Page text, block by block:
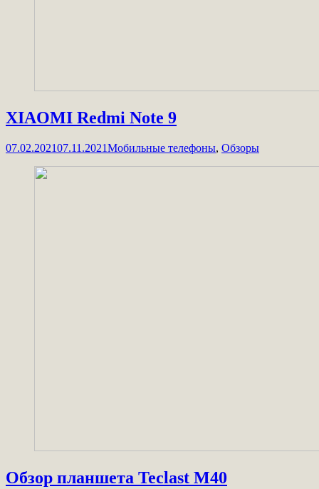
XIAOMI Redmi Note 9
07.02.202107.11.2021Мобильные телефоны, Обзоры
Обзор планшета Teclast M40